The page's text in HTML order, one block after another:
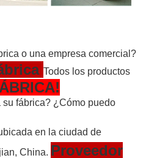
o una empresa comercial?
Todos los productos
su fábrica? ¿Cómo puedo
en la ciudad de
China. Proveedor